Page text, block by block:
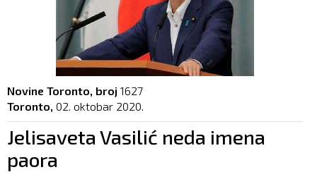
Novine Toronto, broj 1627
Toronto, 02. oktobar 2020.
Jelisaveta Vasilić neda imena
paora